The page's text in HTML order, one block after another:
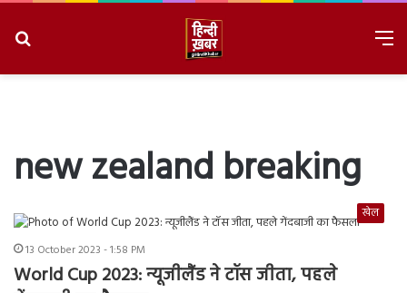
new zealand breaking
खेल
13 October 2023 - 1:58 PM
World Cup 2023: न्यूजीलैंड ने टॉस जीता, पहले